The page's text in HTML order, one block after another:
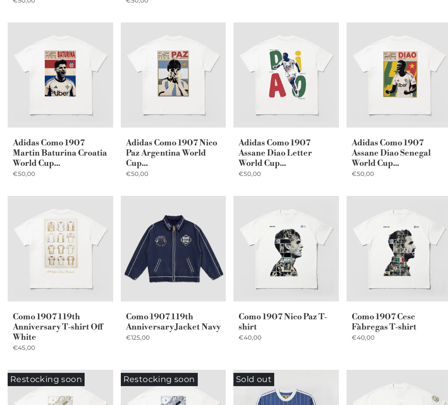
Adidas Como 1907
Martin Baturina Croatia
World Cup...
€50,00
Adidas Como 1907 Nico
Paz Argentina World
Cup...
€50,00
Adidas Como 1907
Assane Diao Letter
World Cup...
€50,00
Adidas Como 1907
Assane Diao Senegal
World Cup...
€50,00
Como 1907 119th
Anniversary T-shirt Off
White
€45,00
Como 1907 119th
Anniversary Jacket Navy
€125,00
Como 1907 Nico Paz T-
shirt
€40,00
Como 1907 Cesc
Fàbregas T-shirt
€40,00
Restocking soon Restocking soon Sold out